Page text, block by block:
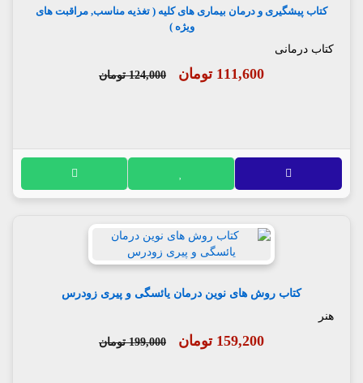
کتاب پیشگیری و درمان بیماری های کلیه ( تغذیه مناسب, مراقبت های
ویژه )
کتاب درمانی
111,600 تومان 124,000 تومان
کتاب روش های نوین درمان یائسگی و پیری زودرس
هنر
159,200 تومان 199,000 تومان